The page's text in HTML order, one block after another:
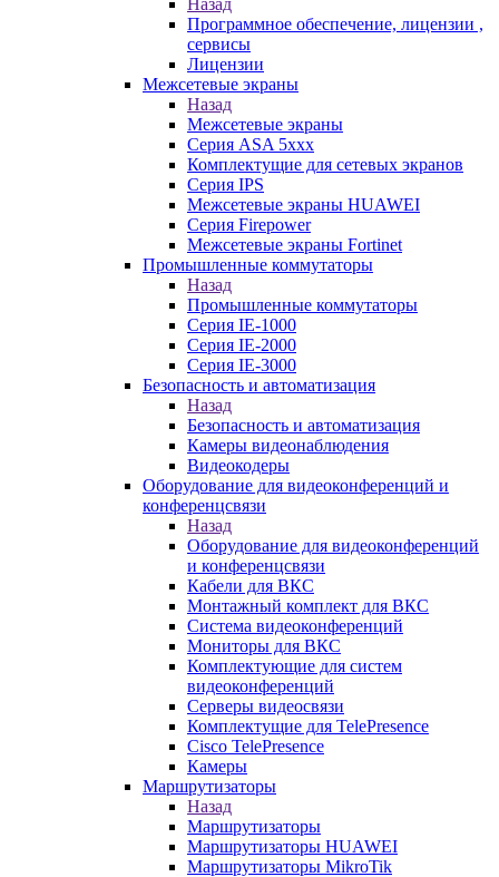
Назад
Программное обеспечение, лицензии ,
сервисы
Лицензии
Межсетевые экраны
Назад
Межсетевые экраны
Серия ASA 5xxx
Комплектущие для сетевых экранов
Серия IPS
Межсетевые экраны HUAWEI
Серия Firepower
Межсетевые экраны Fortinet
Промышленные коммутаторы
Назад
Промышленные коммутаторы
Серия IE-1000
Серия IE-2000
Серия IE-3000
Безопасность и автоматизация
Назад
Безопасность и автоматизация
Камеры видеонаблюдения
Видеокодеры
Оборудование для видеоконференций и
конференцсвязи
Назад
Оборудование для видеоконференций
и конференцсвязи
Кабели для ВКС
Монтажный комплект для ВКС
Система видеоконференций
Мониторы для ВКС
Комплектующие для систем
видеоконференций
Серверы видеосвязи
Комплектущие для TelePresence
Cisco TelePresence
Камеры
Маршрутизаторы
Назад
Маршрутизаторы
Маршрутизаторы HUAWEI
Маршрутизаторы MikroTik